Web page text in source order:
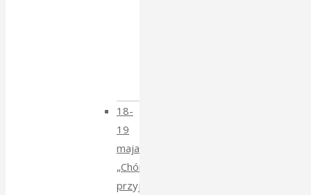
18-
19
maja
„Chór
przyjechał”